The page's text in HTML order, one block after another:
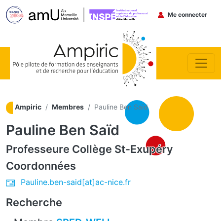
Menu du
Me connecter
Ampiric Membres Pauline Ben Saïd
Pauline Ben Saïd
Professeure Collège St-Exupéry
Coordonnées
Pauline.ben-said[at]ac-nice.fr
Recherche